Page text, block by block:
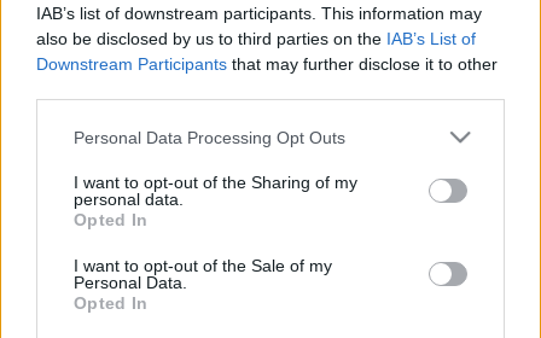
IAB’s list of downstream participants. This information may
also be disclosed by us to third parties on the IAB’s List of
Downstream Participants that may further disclose it to other
Please note that this website/app uses one or more Google
not limited to your visit or usage behaviour. You may click to
grant or deny consent to Google and its third-party tags to
use your data for below specified purposes in below Google
consent section.
Personal Data Processing Opt Outs
I want to opt-out of the Sharing of my
personal data.
Opted In
I want to opt-out of the Sale of my
Personal Data.
Opted In